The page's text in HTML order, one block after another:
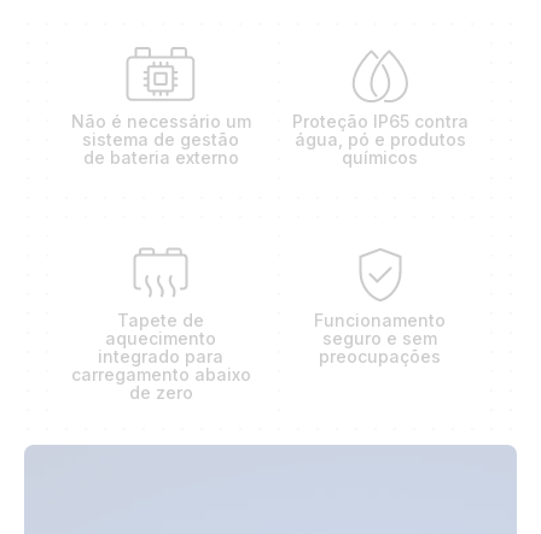
Não é necessário um
sistema de gestão
de bateria externo
Proteção IP65 contra
água, pó e produtos
químicos
Tapete de
aquecimento
integrado para
carregamento abaixo
de zero
Funcionamento
seguro e sem
preocupações